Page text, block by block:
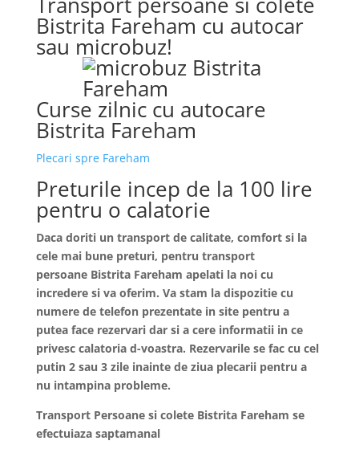
Bistrita Fareham cu autocar
sau microbuz!
Curse zilnic cu autocare
Bistrita Fareham
Plecari spre Fareham
Preturile incep de la 100 lire
pentru o calatorie
Daca doriti un transport de calitate, comfort si la
cele mai bune preturi, pentru transport
persoane Bistrita Fareham apelati la noi cu
incredere si va oferim. Va stam la dispozitie cu
numere de telefon prezentate in site pentru a
putea face rezervari dar si a cere informatii in ce
privesc calatoria d-voastra. Rezervarile se fac cu cel
putin 2 sau 3 zile inainte de ziua plecarii pentru a
nu intampina probleme.
Transport Persoane si colete Bistrita Fareham se
efectuiaza saptamanal